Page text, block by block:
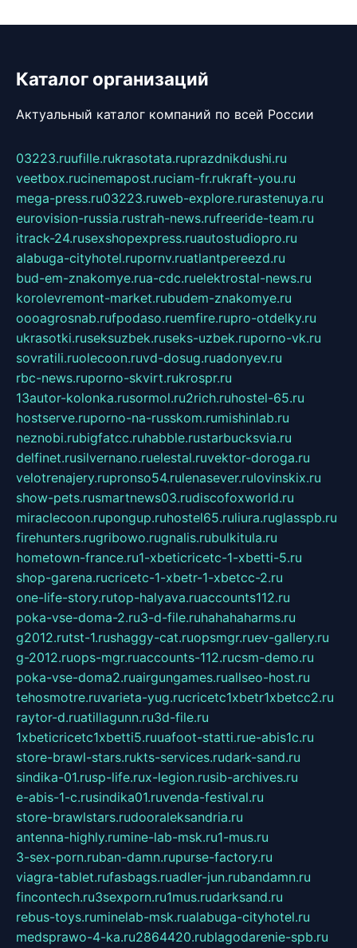
Каталог организаций
Актуальный каталог компаний по всей России
03223.ruufille.rukrasotata.ruprazdnikdushi.ru
veetbox.rucinemapost.ruciam-fr.rukraft-you.ru
mega-press.ru03223.ruweb-explore.rurastenuya.ru
eurovision-russia.rustrah-news.rufreeride-team.ru
itrack-24.rusexshopexpress.ruautostudiopro.ru
alabuga-cityhotel.rupornv.ruatlantpereezd.ru
bud-em-znakomye.rua-cdc.ruelektrostal-news.ru
korolevremont-market.rubudem-znakomye.ru
oooagrosnab.rufpodaso.ruemfire.rupro-otdelky.ru
ukrasotki.ruseksuzbek.ruseks-uzbek.ruporno-vk.ru
sovratili.ruolecoon.ruvd-dosug.ruadonyev.ru
rbc-news.ruporno-skvirt.rukrospr.ru
13autor-kolonka.rusormol.ru2rich.ruhostel-65.ru
hostserve.ruporno-na-russkom.rumishinlab.ru
neznobi.rubigfatcc.ruhabble.rustarbucksvia.ru
delfinet.rusilvernano.ruelestal.ruvektor-doroga.ru
velotrenajery.rupronso54.rulenasever.rulovinskix.ru
show-pets.rusmartnews03.rudiscofoxworld.ru
miraclecoon.rupongup.ruhostel65.ruliura.ruglasspb.ru
firehunters.rugribowo.rugnalis.rubulkitula.ru
hometown-france.ru1-xbeticricetc-1-xbetti-5.ru
shop-garena.rucricetc-1-xbetr-1-xbetcc-2.ru
one-life-story.rutop-halyava.ruaccounts112.ru
poka-vse-doma-2.ru3-d-file.ruhahahaharms.ru
g2012.rutst-1.rushaggy-cat.ruopsmgr.ruev-gallery.ru
g-2012.ruops-mgr.ruaccounts-112.rucsm-demo.ru
poka-vse-doma2.ruairgungames.ruallseo-host.ru
tehosmotre.ruvarieta-yug.rucricetc1xbetr1xbetcc2.ru
raytor-d.ruatillagunn.ru3d-file.ru
1xbeticricetc1xbetti5.ruuafoot-statti.rue-abis1c.ru
store-brawl-stars.rukts-services.rudark-sand.ru
sindika-01.rusp-life.rux-legion.rusib-archives.ru
e-abis-1-c.rusindika01.ruvenda-festival.ru
store-brawlstars.rudooraleksandria.ru
antenna-highly.rumine-lab-msk.ru1-mus.ru
3-sex-porn.ruban-damn.rupurse-factory.ru
viagra-tablet.rufasbags.ruadler-jun.rubandamn.ru
fincontech.ru3sexporn.ru1mus.rudarksand.ru
rebus-toys.ruminelab-msk.rualabuga-cityhotel.ru
medsprawo-4-ka.ru2864420.rublagodarenie-spb.ru